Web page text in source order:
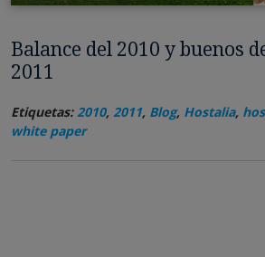
Balance del 2010 y buenos
2011
Etiquetas:2010, 2011, Blog, Hostalia,
white paper